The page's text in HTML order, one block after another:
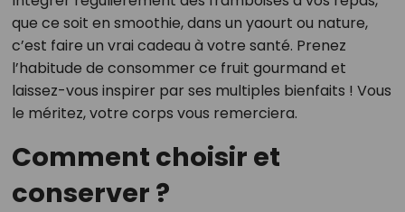
que ce soit en smoothie, dans un yaourt ou nature,
c’est faire un vrai cadeau à votre santé. Prenez
l’habitude de consommer ce fruit gourmand et
laissez-vous inspirer par ses multiples bienfaits ! Vous
le méritez, votre corps vous remerciera.
Comment choisir et
conserver ?